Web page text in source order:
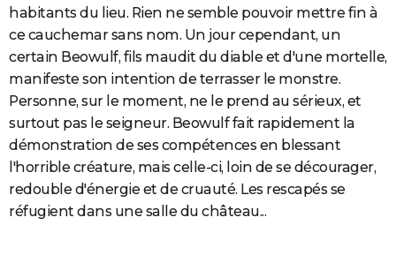
Carte de Noël
Carte Bonne année
Carte Saint-Valentin
Carte Pâques
Carte d'anniversaire
DICTIONNAIRE
PROGRAMME TV
COPAINS D'AVANT
S'inscrire
Se connecter
Lycées
Collèges
Primaires
Universités
Entreprises
Service militaire
Avis de recherche
AVIS DE DÉCÈS
Bricolage
Lifestyle
Culture
Sport
Auto
Television
Voyage
Cinema
habitants du lieu. Rien ne semble pouvoir mettre fin à
ce cauchemar sans nom. Un jour cependant, un
certain Beowulf, fils maudit du diable et d'une mortelle,
manifeste son intention de terrasser le monstre.
Personne, sur le moment, ne le prend au sérieux, et
surtout pas le seigneur. Beowulf fait rapidement la
démonstration de ses compétences en blessant
l'horrible créature, mais celle-ci, loin de se décourager,
redouble d'énergie et de cruauté. Les rescapés se
réfugient dans une salle du château...